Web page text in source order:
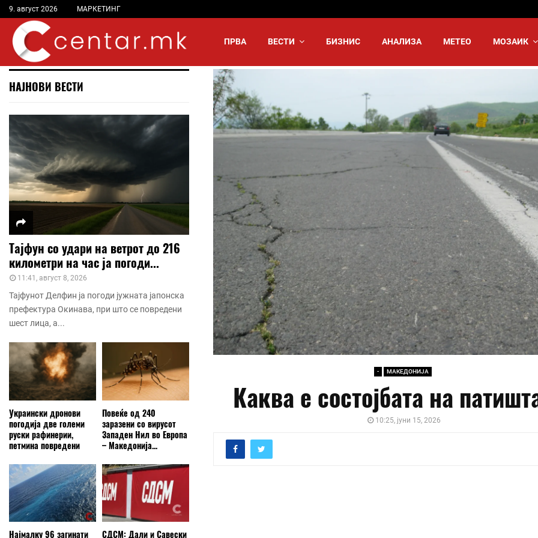
9. август 2026 МАРКЕТИНГ
ПРВА ВЕСТИ БИЗНИС АНАЛИЗА МЕТЕО МОЗАИК
- МАКЕДОНИЈА
Каква е состојбата на
10:25, јуни 15, 2026
НАЈНОВИ ВЕСТИ
Тајфун со удари на ветрот до 216
километри на час ја погоди...
11:41, август 8, 2026
Тајфунот Делфин ја погоди јужната јапонска
префектура Окинава, при што се повредени
шест лица, а...
Украински дронови
погодија две големи
руски рафинерии,
петмина повредени
Повеќе од 240
заразени со вирусот
Западен Нил во Европа
– Македонија...
Најмалку 96 загинати СДСМ: Дали и Савески